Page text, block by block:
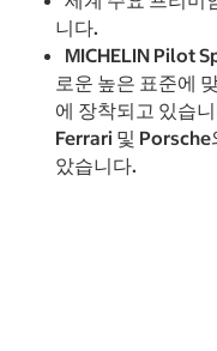
니다.
MICHELIN Pilot
로운 높은 표준에
에 장착되고 있습
Ferrari 및
았습니다.